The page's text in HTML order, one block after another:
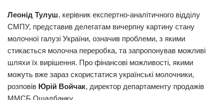
Леонід Тулуш, керівник експертно-аналітичного відділу
СМПУ, представив делегатам вичерпну картину стану
молочної галузі України, означив проблеми, з якими
стикається молочна переробка, та запропонував можливі
шляхи їх вирішення. Про фінансові можливості, якими
можуть вже зараз скористатися українські молочники,
розповів Юрій Войчак, директор департаменту продажів
ММСБ Ощадбанку.